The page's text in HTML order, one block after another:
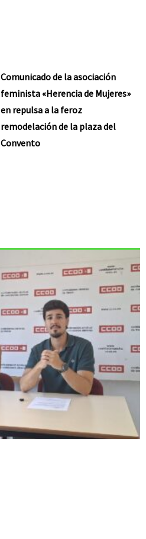
Comunicado de la asociación
feminista «Herencia de Mujeres»
en repulsa a la feroz
remodelación de la plaza del
Convento